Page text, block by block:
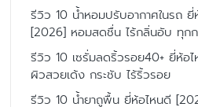
รีวิว 10 น้ำหอมปรับอากาศในรถ ยี่
[2026] หอมสดชื่น ไร้กลิ่นอับ ทุกก
รีวิว 10 เซรั่มลดริ้วรอย40+ ยี่ห้อ
ผิวสวยเด้ง กระชับ ไร้ริ้วรอย
รีวิว 10 น้ำยาถูพื้น ยี่ห้อไหนดี